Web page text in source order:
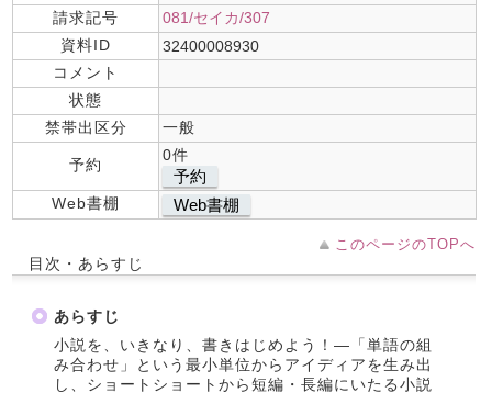
請求記号
081/セイカ/307
資料ID
32400008930
コメント
状態
禁帯出区分
一般
予約
0件
予約
Web書棚 Web書棚
このページのTOPへ
目次・あらすじ
あらすじ
小説を、いきなり、書きはじめよう！―「単語の組
み合わせ」という最小単位からアイディアを生み出
し、ショートショートから短編・長編にいたる小説